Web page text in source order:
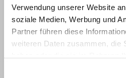
Verwendung unserer Website
soziale Medien, Werbung und
Partner führen diese
weiteren Daten zusammen, die
MEXIKO: OCD-